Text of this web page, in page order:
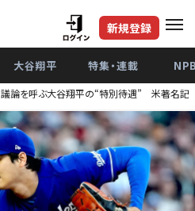
新規登録
大谷翔平 特集・連載
議論を呼ぶ大谷翔平の“特別待遇” 米著名